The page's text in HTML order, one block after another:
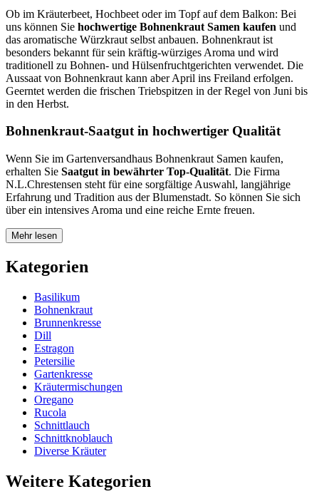
Ob im Kräuterbeet, Hochbeet oder im Topf auf dem Balkon: Bei
uns können Sie hochwertige Bohnenkraut Samen kaufen und
das aromatische Würzkraut selbst anbauen. Bohnenkraut ist
besonders bekannt für sein kräftig-würziges Aroma und wird
traditionell zu Bohnen- und Hülsenfruchtgerichten verwendet. Die
Aussaat von Bohnenkraut kann aber April ins Freiland erfolgen.
Geerntet werden die frischen Triebspitzen in der Regel von Juni bis
in den Herbst.
Bohnenkraut-Saatgut in hochwertiger Qualität
Wenn Sie im Gartenversandhaus Bohnenkraut Samen kaufen,
erhalten Sie Saatgut in bewährter Top-Qualität. Die Firma
N.L.Chrestensen steht für eine sorgfältige Auswahl, langjährige
Erfahrung und Tradition aus der Blumenstadt. So können Sie sich
über ein intensives Aroma und eine reiche Ernte freuen.
Mehr lesen
Kategorien
Basilikum
Bohnenkraut
Brunnenkresse
Dill
Estragon
Petersilie
Gartenkresse
Kräutermischungen
Oregano
Rucola
Schnittlauch
Schnittknoblauch
Diverse Kräuter
Weitere Kategorien